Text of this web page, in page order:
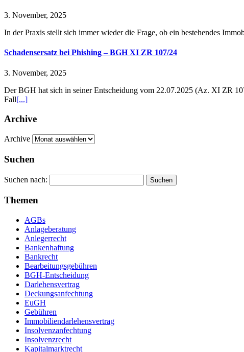
3. November, 2025
In der Praxis stellt sich immer wieder die Frage, ob ein bestehendes
Schadensersatz bei Phishing – BGH XI ZR 107/24
3. November, 2025
Der BGH hat sich in seiner Entscheidung vom 22.07.2025 (Az. XI ZR
Fall[...]
Archive
Archive
Suchen
Suchen nach:
Themen
AGBs
Anlageberatung
Anlegerrecht
Bankenhaftung
Bankrecht
Bearbeitungsgebühren
BGH-Entscheidung
Darlehensvertrag
Deckungsanfechtung
EuGH
Gebühren
Immobiliendarlehensvertrag
Insolvenzanfechtung
Insolvenzrecht
Kapitalmarktrecht